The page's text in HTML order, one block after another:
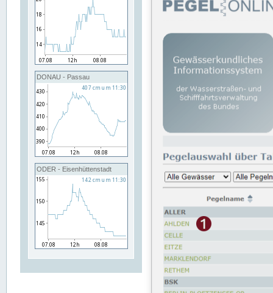
DONAU - Passau
ODER - Eisenhüttenstadt